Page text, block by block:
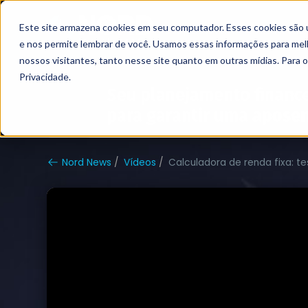
Este site armazena cookies em seu computador. Esses cookies
e nos permite lembrar de você. Usamos essas informações para
nossos visitantes, tanto nesse site quanto em outras mídias. Para
Privacidade.
Grupo Nord Analistas
Nord News Vídeos Calculadora de renda fixa: